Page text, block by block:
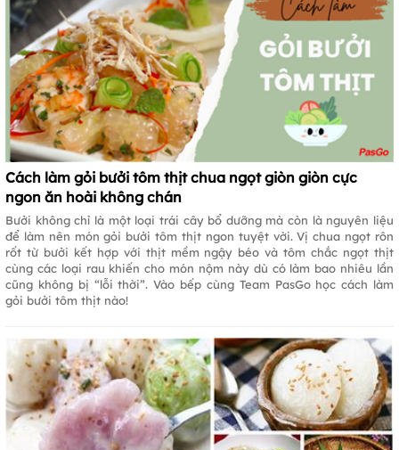
Cách làm gỏi bưởi tôm thịt chua ngọt giòn giòn cực
ngon ăn hoài không chán
Bưởi không chỉ là một loại trái cây bổ dưỡng mà còn là nguyên liệu
để làm nên món gỏi bưởi tôm thịt ngon tuyệt vời. Vị chua ngọt rôn
rốt từ bưởi kết hợp với thịt mềm ngậy béo và tôm chắc ngọt thịt
cùng các loại rau khiến cho món nộm này dù có làm bao nhiêu lần
cũng không bị “lỗi thời”. Vào bếp cùng Team PasGo học cách làm
gỏi bưởi tôm thịt nào!